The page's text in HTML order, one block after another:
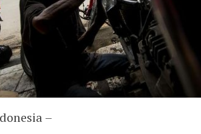
–